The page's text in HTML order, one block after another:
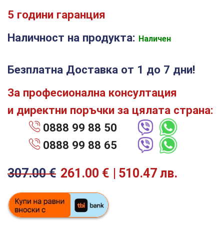
5 години гаранция
Наличност на продукта: Наличен
Безплатна Доставка от 1 до 7 дни!
За професионална консултация
и директни поръчки за цялата страна:
0888 99 88 50
0888 99 88 65
307.00€ 261.00 € 510.47 лв.